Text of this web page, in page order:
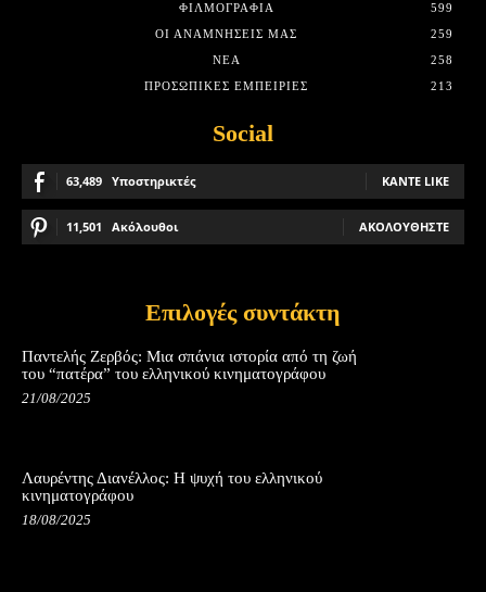
ΦΙΛΜΟΓΡΑΦΊΑ
599
ΟΙ ΑΝΑΜΝΉΣΕΙΣ ΜΑΣ
259
ΝΈΑ
258
ΠΡΟΣΩΠΙΚΈΣ ΕΜΠΕΙΡΊΕΣ
213
Social
63,489 Υποστηρικτές ΚΆΝΤΕ LIKE
11,501 Ακόλουθοι ΑΚΟΛΟΥΘΉΣΤΕ
Επιλογές συντάκτη
Παντελής Ζερβός: Μια σπάνια ιστορία από τη ζωή
του “πατέρα” του ελληνικού κινηματογράφου
21/08/2025
Λαυρέντης Διανέλλος: Η ψυχή του ελληνικού
κινηματογράφου
18/08/2025